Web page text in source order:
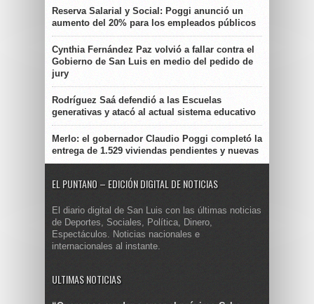
Reserva Salarial y Social: Poggi anunció un
aumento del 20% para los empleados públicos
Cynthia Fernández Paz volvió a fallar contra el
Gobierno de San Luis en medio del pedido de
jury
Rodríguez Saá defendió a las Escuelas
generativas y atacó al actual sistema educativo
Merlo: el gobernador Claudio Poggi completó la
entrega de 1.529 viviendas pendientes y nuevas
EL PUNTANO – EDICIÓN DIGITAL DE NOTICIAS
El diario digital de San Luis con las últimas noticias
de Deportes, Sociales, Política, Dinero,
Espectáculos. Noticias nacionales e
internacionales al instante.
ULTIMAS NOTICIAS